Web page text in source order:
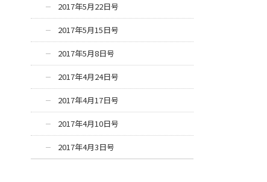
2017年5月22日号
2017年5月15日号
2017年5月8日号
2017年4月24日号
2017年4月17日号
2017年4月10日号
2017年4月3日号